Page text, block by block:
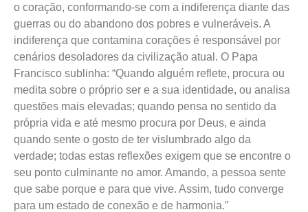
o coração, conformando-se com a indiferença diante das
guerras ou do abandono dos pobres e vulneráveis. A
indiferença que contamina corações é responsável por
cenários desoladores da civilização atual. O Papa
Francisco sublinha: “Quando alguém reflete, procura ou
medita sobre o próprio ser e a sua identidade, ou analisa
questões mais elevadas; quando pensa no sentido da
própria vida e até mesmo procura por Deus, e ainda
quando sente o gosto de ter vislumbrado algo da
verdade; todas estas reflexões exigem que se encontre o
seu ponto culminante no amor. Amando, a pessoa sente
que sabe porque e para que vive. Assim, tudo converge
para um estado de conexão e de harmonia.”